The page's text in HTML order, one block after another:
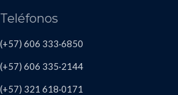
Teléfonos
(+57) 606 333·6850
(+57) 606 335·2144
(+57) 321 618·0171